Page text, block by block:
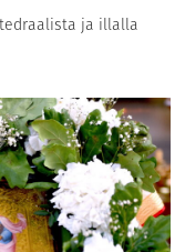
ja illalla